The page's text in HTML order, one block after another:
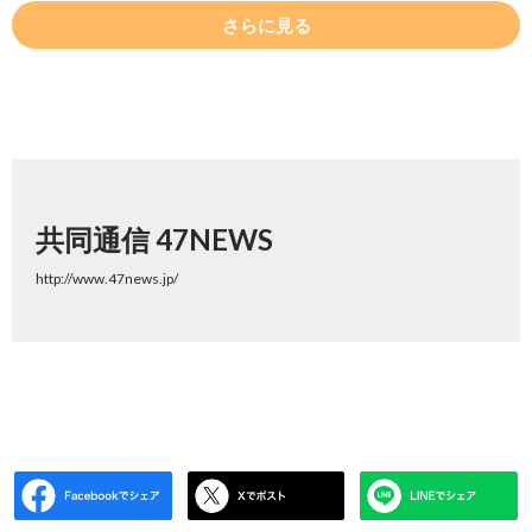
さらに見る
共同通信 47NEWS
http://www.47news.jp/